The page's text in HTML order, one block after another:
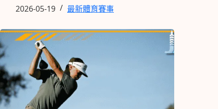
2026-05-19 最新體育賽事